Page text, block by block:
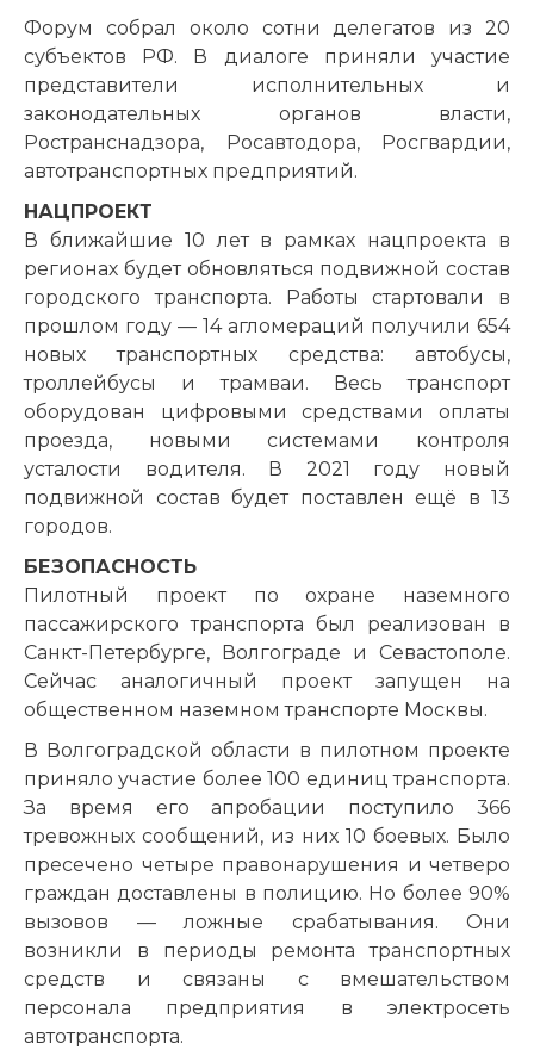
Форум собрал около сотни делегатов из 20
субъектов РФ. В диалоге приняли участие
представители исполнительных и
законодательных органов власти,
Ространснадзора, Росавтодора, Росгвардии,
автотранспортных предприятий.
НАЦПРОЕКТ
В ближайшие 10 лет в рамках нацпроекта в
регионах будет обновляться подвижной состав
городского транспорта. Работы стартовали в
прошлом году — 14 агломераций получили 654
новых транспортных средства: автобусы,
троллейбусы и трамваи. Весь транспорт
оборудован цифровыми средствами оплаты
проезда, новыми системами контроля
усталости водителя. В 2021 году новый
подвижной состав будет поставлен ещё в 13
городов.
БЕЗОПАСНОСТЬ
Пилотный проект по охране наземного
пассажирского транспорта был реализован в
Санкт-Петербурге, Волгограде и Севастополе.
Сейчас аналогичный проект запущен на
общественном наземном транспорте Москвы.
В Волгоградской области в пилотном проекте
приняло участие более 100 единиц транспорта.
За время его апробации поступило 366
тревожных сообщений, из них 10 боевых. Было
пресечено четыре правонарушения и четверо
граждан доставлены в полицию. Но более 90%
вызовов — ложные срабатывания. Они
возникли в периоды ремонта транспортных
средств и связаны с вмешательством
персонала предприятия в электросеть
автотранспорта.